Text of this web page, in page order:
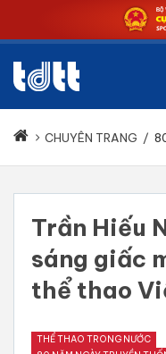
CHUYÊN TRANG /
Trần Hiếu
sáng giấc
thể thao
THỂ THAO TRONG NƯỚC